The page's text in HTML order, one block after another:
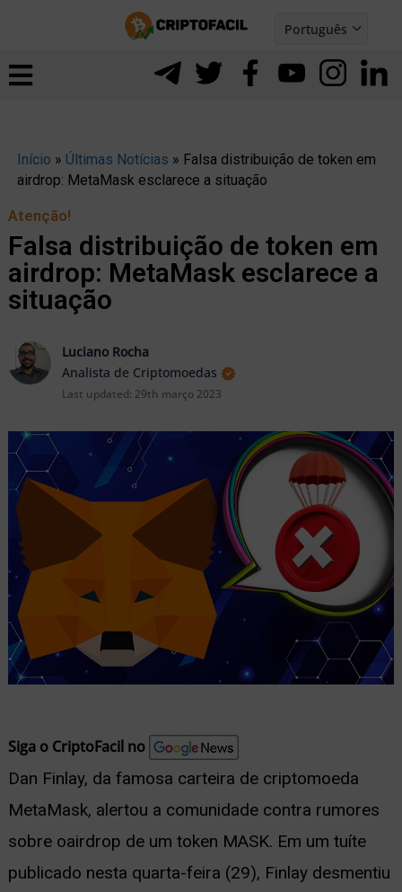
Português
Español
Início » Últimas Notícias » Falsa distribuição de token em
airdrop: MetaMask esclarece a situação
Atenção!
Falsa distribuição de token em
airdrop: MetaMask esclarece a
situação
Luciano Rocha
Analista de Criptomoedas
Last updated: 29th março 2023
Siga o CriptoFacil no
Dan Finlay, da famosa carteira de criptomoeda
MetaMask, alertou a comunidade contra rumores
sobre oairdrop de um token MASK. Em um tuíte
publicado nesta quarta-feira (29), Finlay desmentiu